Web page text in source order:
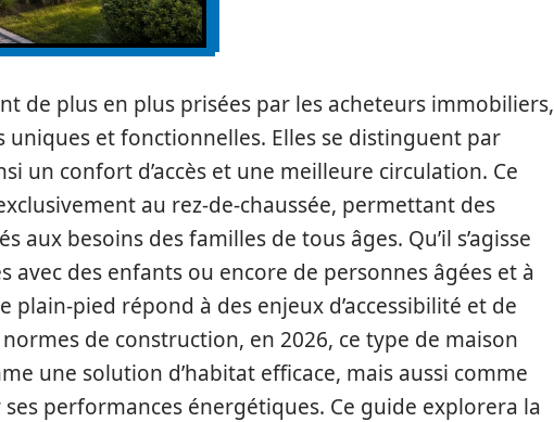
de plus en plus prisées par les acheteurs immobiliers,
uniques et fonctionnelles. Elles se distinguent par
un confort d’accès et une meilleure circulation. Ce
au rez-de-chaussée, permettant des
aux besoins des familles de tous âges. Qu’il s’agisse
avec des enfants ou encore de personnes âgées et à
pied répond à des enjeux d’accessibilité et de
de construction, en 2026, ce type de maison
une solution d’habitat efficace, mais aussi comme
performances énergétiques. Ce guide explorera la